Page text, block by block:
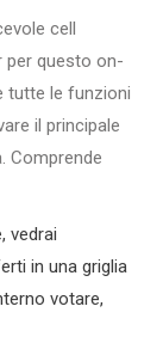
cell
per questo on-
tutte le funzioni
il principale
Comprende
vedrai
in una griglia
votare,